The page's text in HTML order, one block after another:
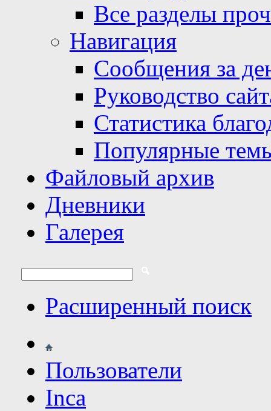
Все разделы
Навигация
Сообщения за
Руководство
Статистика
Популярные
Файловый архив
Дневники
Галерея
Расширенный поиск
Пользователи
Inca